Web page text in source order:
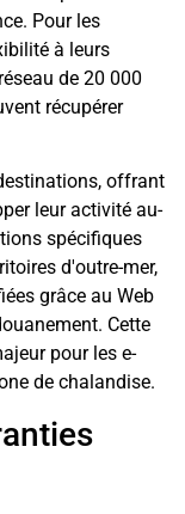
Pour les
à leurs
de 20 000
récupérer
offrant
leur activité au-
spécifiques
d'outre-mer,
grâce au Web
Cette
pour les e-
de chalandise.